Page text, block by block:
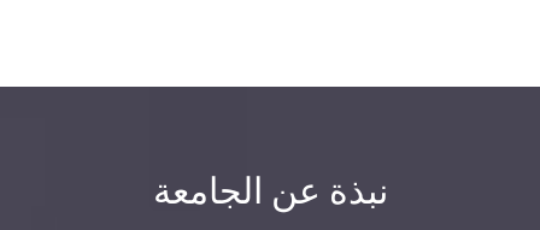
نبذة عن الجامعة